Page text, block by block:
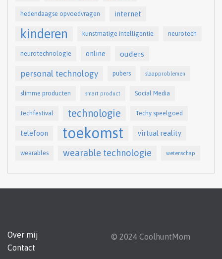
hedendaagse opvoedvragen internet
kinderen kunstmatige intelligentie neurotech
neurotechnologie online ouders
personal technology pubers slaapproblemen
slimme producten smart product Social Media
techfestival technologie Techy speelgoed
telefoon toekomst virtual reality
wearables wearable technologie wetenschap
Over mij
Contact
© 2024 CoolhuntMom